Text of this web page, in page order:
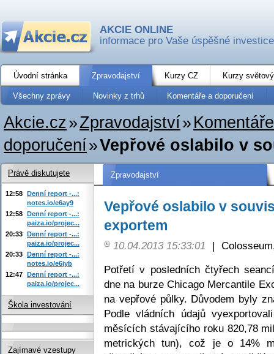
AKCIE ONLINE
informace pro Vaše úspěšné investice
Úvodní stránka Zpravodajství Kurzy CZ Kurzy
Všechny zprávy Novinky z trhů Komentáře a doporučení
Akcie.cz»Zpravodajství»
doporučení»Vepřové oslabilo v
Zpravodajství
Vepřové oslabilo v
exportem
10.04.2013 15:33:01 |
Potřetí v posledních čtyřech
dne na burze Chicago Mercantile
na vepřové půlky. Důvodem byly
Podle vládních údajů
měsících stávajícího roku 820,78
metrických tun), což je o 14%
Právě diskutujete
12:58 Denní report -...:
notes.io/e6ay9
12:58 Denní report -...:
paiza.io/projec...
20:33 Denní report -...:
paiza.io/projec...
20:33 Denní report -...:
notes.io/e6iyb
12:47 Denní report -...:
paiza.io/projec...
Škola investování
Zajímavé vzestupy